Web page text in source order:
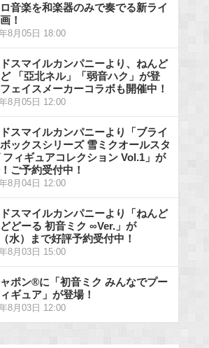
音楽を和楽器のみで奏でる新ライ
！
8月05日 18:00
スマイルカンパニーより、ねんど
「亞北ネル」「弱音ハク」が登
ェイスメーカーコラボも開催中！
8月05日 12:00
スマイルカンパニーより「ブライ
ックスシリーズ 雪ミクオールスタ
フィギュアコレクション Vol.1」が
ご予約受付中！
8月04日 12:00
スマイルカンパニーより「ねんど
どーる 初音ミク ∞Ver.」が
水）まで好評予約受付中！
8月03日 15:00
ポン®に「初音ミク みんなでプー
ギュア」が登場！
8月03日 12:00